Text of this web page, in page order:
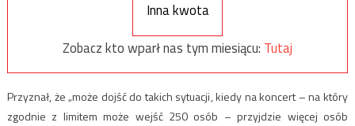
Inna kwota
Zobacz kto wparł nas tym miesiącu: Tutaj
Przyznał, że „może dojść do takich sytuacji, kiedy na koncert – na który
zgodnie z limitem może wejść 250 osób – przyjdzie więcej osób